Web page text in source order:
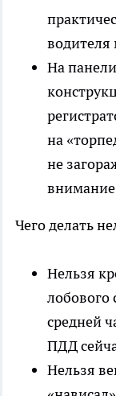
На
на
не
Чего делать
Нельзя
лобового
средней
ПДД
Нельзя